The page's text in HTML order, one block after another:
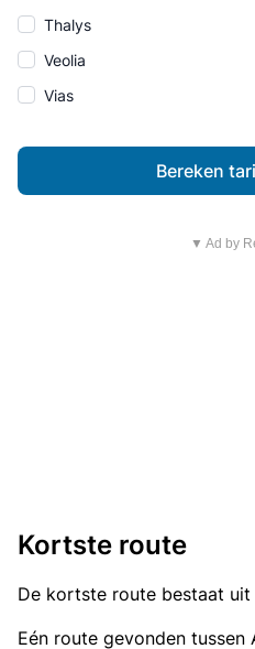
Thalys
Veolia
Vias
Bereken
▼ Ad by
Kortste route
De kortste route bestaat uit
Eén route gevonden tussen